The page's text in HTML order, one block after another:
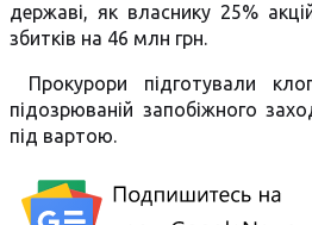
державі, як власнику 25%
збитків на 46 млн грн.
Прокурори підготували
підозрюваній запобіжного
під вартою.